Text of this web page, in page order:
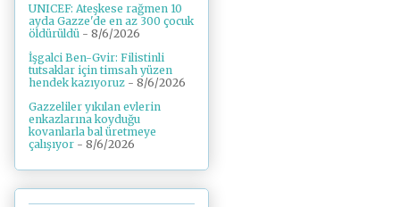
UNICEF: Ateşkese rağmen 10
ayda Gazze'de en az 300 çocuk
öldürüldü - 8/6/2026
İşgalci Ben-Gvir: Filistinli
tutsaklar için timsah yüzen
hendek kazıyoruz - 8/6/2026
Gazzeliler yıkılan evlerin
enkazlarına koyduğu
kovanlarla bal üretmeye
çalışıyor - 8/6/2026